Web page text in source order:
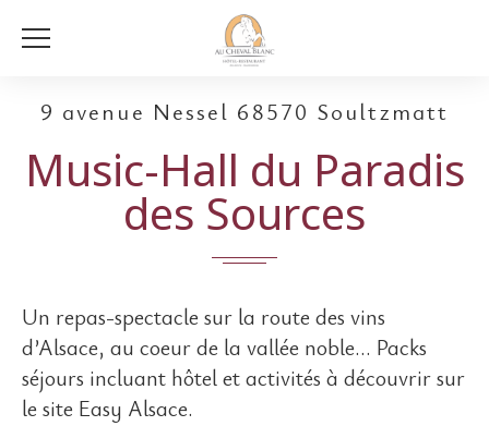
Music-Hall du Paradis
des Sources
9 avenue Nessel 68570 Soultzmatt
Un repas-spectacle sur la route des vins
d’Alsace, au coeur de la vallée noble… Packs
séjours incluant hôtel et activités à découvrir sur
le site Easy Alsace.